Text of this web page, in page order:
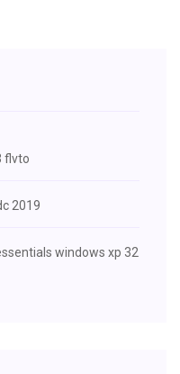
flvto
2019
windows xp 32